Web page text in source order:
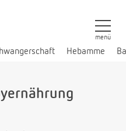
Hebamme
menü